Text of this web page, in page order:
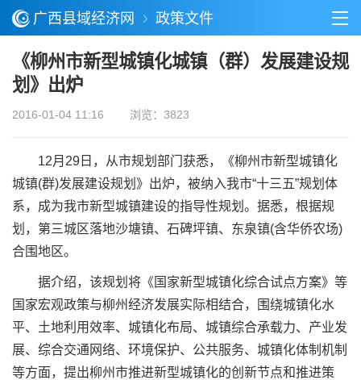
广西县域经济网 政策文件
《柳州市新型城镇化城镇（群）发展建设规
划》出炉
2016-01-04 11:16 浏览：3823
12月29日，从市规划部门获悉，《柳州市新型城镇化
城镇(群)发展建设规划》出炉，被纳入我市“十三五”规划体
系，成为我市新型城镇建设的指导性规划。据悉，根据规
划，第三城区落地沙塘镇、石碑坪镇、东泉镇(含华侨农场)
合围地区。
据介绍，该规划将《国家新型城镇化综合试点方案》等
国家宏观政策与柳州经济发展实际相结合，围绕城镇化水
平、土地利用效率、城镇化布局、城镇综合承载力、产业发
展、综合交通网络、环境保护、公共服务、城镇化体制机制
等方面，提出柳州市推进新型城镇化的创新节点和推进策